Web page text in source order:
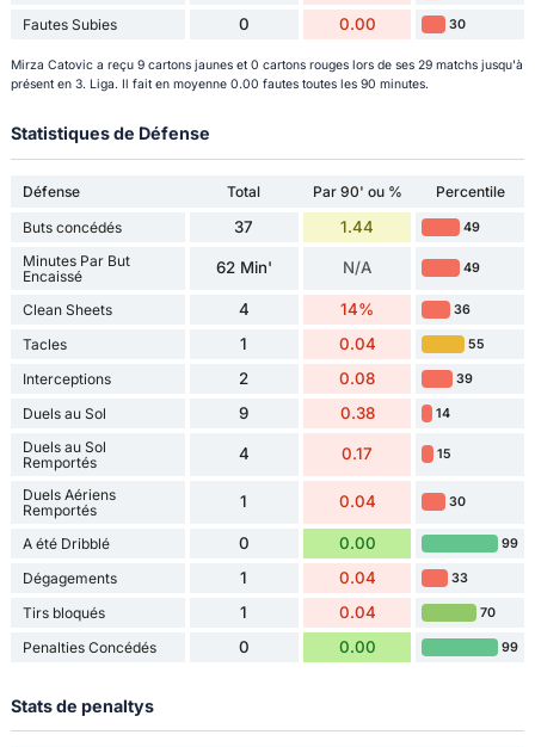
Fautes Subies 0 0.00 30
Mirza Catovic a reçu 9 cartons jaunes et 0 cartons rouges lors de ses 29 matchs jusqu'à
présent en 3. Liga. Il fait en moyenne 0.00 fautes toutes les 90 minutes.
Statistiques de Défense
Défense Total Par 90' ou %
Percentile
Buts concédés
37 1.44 49
Minutes Par But
Encaissé
62 Min' N/A 49
Clean Sheets 4 14% 36
Tacles 1 0.04 55
Interceptions 2 0.08 39
Duels au Sol 9 0.38 14
Duels au Sol
Remportés
4 0.17 15
Duels Aériens
Remportés
1 0.04 30
A été Dribblé 0 0.00 99
Dégagements 1 0.04 33
Tirs bloqués 1 0.04 70
Penalties Concédés 0 0.00 99
Stats de penaltys